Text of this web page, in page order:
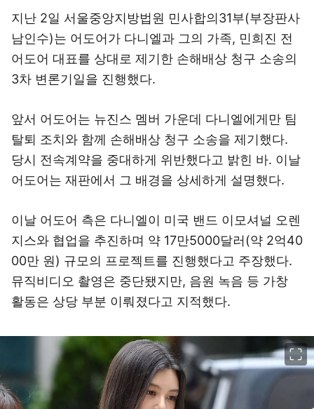
지난 2일 서울중앙지방법원 민사합의31부(부장판사
남인수)는 어도어가 다니엘과 그의 가족, 민희진 전
어도어 대표를 상대로 제기한 손해배상 청구 소송의
3차 변론기일을 진행했다.
앞서 어도어는 뉴진스 멤버 가운데 다니엘에게만 팀
탈퇴 조치와 함께 손해배상 청구 소송을 제기했다.
당시 전속계약을 중대하게 위반했다고 밝힌 바. 이날
어도어는 재판에서 그 배경을 상세하게 설명했다.
이날 어도어 측은 다니엘이 미국 밴드 이모셔널 오렌
지스와 협업을 추진하며 약 17만5000달러(약 2억40
00만 원) 규모의 프로젝트를 진행했다고 주장했다.
뮤직비디오 촬영은 중단됐지만, 음원 녹음 등 가창
활동은 상당 부분 이뤄졌다고 지적했다.